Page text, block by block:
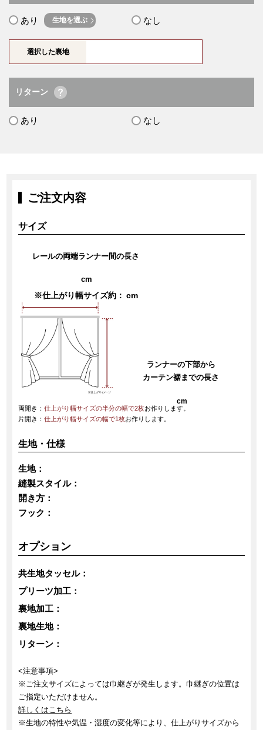
あり 生地を選ぶ なし
選択した裏地
リターン
あり なし
ご注文内容
サイズ
レールの両端ランナー間の長さ
cm
※仕上がり幅サイズ約： cm
両開き：仕上がり幅サイズの半分の幅で2枚お作りします。
片開き：仕上がり幅サイズの幅で1枚お作りします。
ランナーの下部から
カーテン裾までの長さ
cm
生地・仕様
生地：
縫製スタイル：
開き方：
フック：
オプション
共生地タッセル：
プリーツ加工：
裏地加工：
裏地生地：
リターン：
<注意事項>
※ご注文サイズによっては巾継ぎが発生します。巾継ぎの位置は
ご指定いただけません。
詳しくはこちら
※生地の特性や気温・湿度の変化等により、仕上がりサイズから